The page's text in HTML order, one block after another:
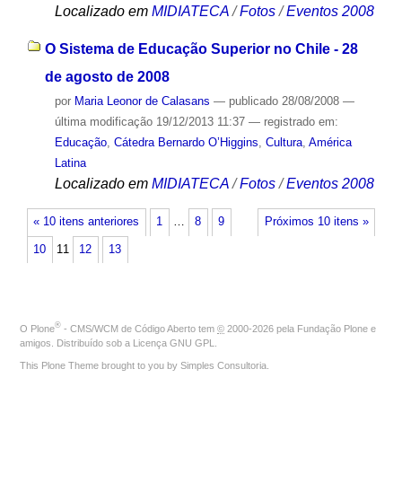
Localizado em MIDIATECA /Fotos /Eventos 2008
O Sistema de Educação Superior no Chile - 28
de agosto de 2008
por Maria Leonor de Calasans — publicado28/08/2008 —
última modificação19/12/2013 11:37 — registrado em:
Educação, Cátedra Bernardo O’Higgins, Cultura, América
Latina
Localizado em MIDIATECA /Fotos /Eventos 2008
« 10 itens anteriores Próximos 10 itens »
1 … 8 9
10 11 12 13
O Plone® - CMS/WCM de Código Aberto tem © 2000-2026 pela Fundação Plone e
amigos. Distribuído sob a Licença GNU GPL
This Plone Theme brought to you by Simples Consultoria